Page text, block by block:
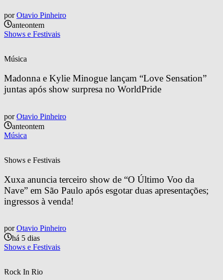
por Otavio Pinheiro
anteontem
Shows e Festivais
Música
Madonna e Kylie Minogue lançam “Love Sensation”
juntas após show surpresa no WorldPride
por Otavio Pinheiro
anteontem
Música
Shows e Festivais
Xuxa anuncia terceiro show de “O Último Voo da
Nave” em São Paulo após esgotar duas apresentações;
ingressos à venda!
por Otavio Pinheiro
há 5 dias
Shows e Festivais
Rock In Rio